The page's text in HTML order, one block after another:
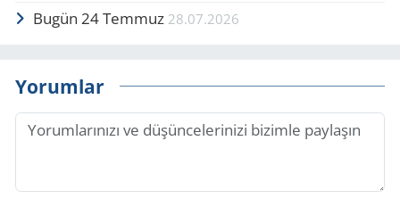
Bugün 24 Temmuz 28.07.2026
Yorumlar